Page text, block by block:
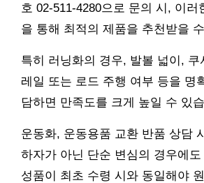
호 02-511-4280으로 문의 시, 이러
을 통해 최적의 제품을 추천받을
특히 러닝화의 경우, 발볼 넓이, 쿠
레일 또는 로드 주행 여부 등을 명
담하면 만족도를 크게 높일 수 있
운동화, 운동용품 교환 반품 상담
하자가 아닌 단순 변심의 경우에
성품이 최초 수령 시와 동일해야